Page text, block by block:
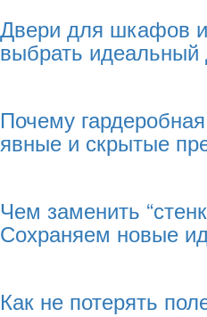
Двери для шкафов
выбрать идеальный
Почему
явные и скрытые
Чем заменить
Сохраняем новые
Как не потерять